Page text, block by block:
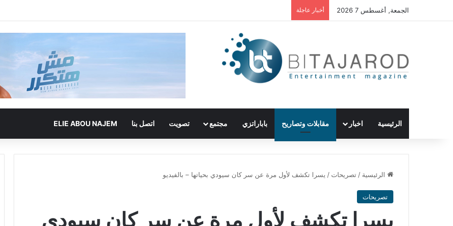
الجمعة, أغسطس 7 2026 أخبار عاجلة
الرئيسية اخبار مقابلات وتصاريح باباراتزي مجتمع تصويت اتصل بنا ELIE ABOU NAJEM
الرئيسية / تصريحات / يسرا تكشف لأول مرة عن سر كان سيودي بحياتها – بالفيديو
تصريحات
يسرا تكشف لأول مرة عن سر كان سيودي